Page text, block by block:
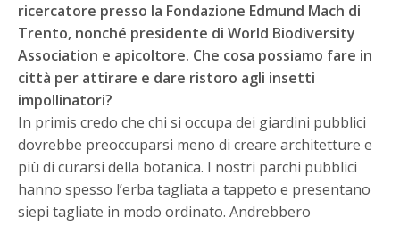
ricercatore presso la Fondazione Edmund Mach di
Trento, nonché presidente di World Biodiversity
Association e apicoltore. Che cosa possiamo fare in
città per attirare e dare ristoro agli insetti
impollinatori?
In primis credo che chi si occupa dei giardini pubblici
dovrebbe preoccuparsi meno di creare architetture e
più di curarsi della botanica. I nostri parchi pubblici
hanno spesso l’erba tagliata a tappeto e presentano
siepi tagliate in modo ordinato. Andrebbero